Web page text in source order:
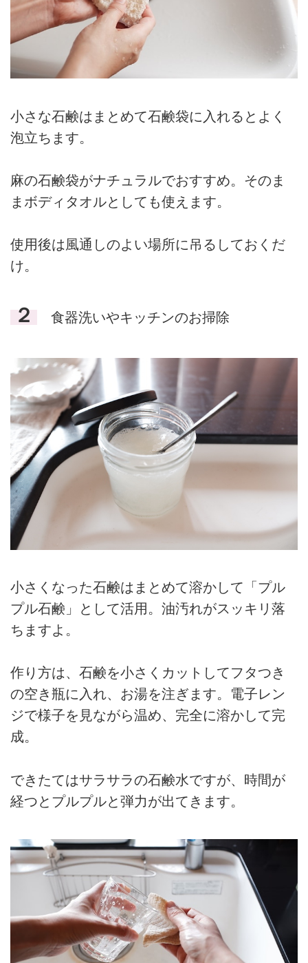
小さな石鹸はまとめて石鹸袋に入れるとよく
泡立ちます。
麻の石鹸袋がナチュラルでおすすめ。そのま
まボディタオルとしても使えます。
使用後は風通しのよい場所に吊るしておくだ
け。
２ 食器洗いやキッチンのお掃除
小さくなった石鹸はまとめて溶かして「プル
プル石鹸」として活用。油汚れがスッキリ落
ちますよ。
作り方は、石鹸を小さくカットしてフタつき
の空き瓶に入れ、お湯を注ぎます。電子レン
ジで様子を見ながら温め、完全に溶かして完
成。
できたてはサラサラの石鹸水ですが、時間が
経つとプルプルと弾力が出てきます。